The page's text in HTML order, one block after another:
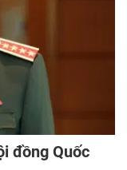
đồng Quốc